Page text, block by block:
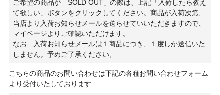
ご希望の商品が「SOLD OUT」の際は、上記「入荷したら教え
て欲しい」ボタンをクリックしてください。商品が入荷次第、
当店より入荷お知らせメールを送らせていいただきますので、
マイページよりご確認いただけます。
なお、入荷お知らせメールは１商品につき、１度しか送信いた
しません。予めご了承ください。
こちらの商品のお問い合わせは下記の各種お問い合わせフォーム
より受付いたしております